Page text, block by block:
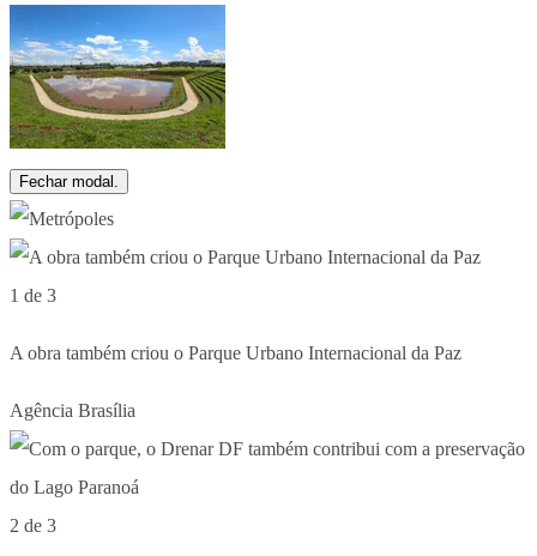
Fechar modal.
1 de 3
A obra também criou o Parque Urbano Internacional da Paz
Agência Brasília
2 de 3